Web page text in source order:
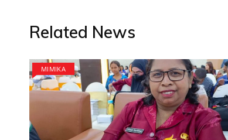
Related News
MIMIKA